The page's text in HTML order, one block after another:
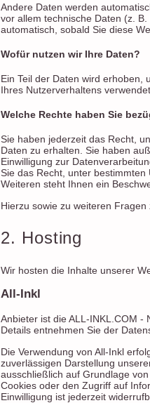
Andere Daten werden
vor allem technische Daten (z.
automatisch, sobald Sie diese
Wofür nutzen wir Ihre Daten?
Ein Teil der Daten wird erhoben,
Ihres Nutzerverhaltens
Welche Rechte haben Sie
Sie haben jederzeit das Recht,
Daten zu erhalten. Sie haben
Einwilligung zur
Sie das Recht, unter
Weiteren steht Ihnen ein
Hierzu sowie zu weiteren
2. Hosting
Wir hosten die Inhalte unserer
All-Inkl
Anbieter ist die ALL-INKL.COM
Details entnehmen Sie der
Die Verwendung von All-Inkl
zuverlässigen Darstellung
ausschließlich auf Grundlage
Cookies oder den Zugriff auf
Einwilligung ist jederzeit